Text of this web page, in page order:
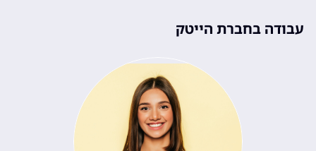
עבודה בחברת הייטק